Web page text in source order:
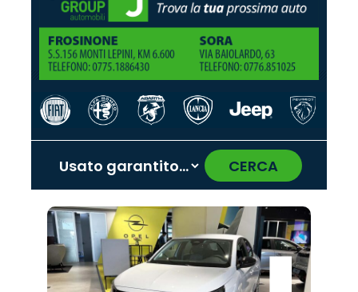
CERCA
Promo
Omoda
Promo
Peugeot
Promo
Citroën
Promo
Lancia
Promo
Land
Rover
Promo
Abarth
Promo
Cupra
Promo
Opel
Promo
Seat
Promo
Mazda
Promo
Alfa
Romeo
Promo
Jeep
Promo
Jaecoo
Promo
Hyundai
Promo
Fiat
‹ ›